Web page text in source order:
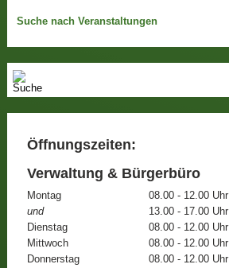
Suche nach Veranstaltungen
Öffnungszeiten:
Verwaltung & Bürgerbüro
Montag
08.00 - 12.00 Uhr
und
13.00 - 17.00 Uhr
Dienstag
08.00 - 12.00 Uhr
Mittwoch
08.00 - 12.00 Uhr
Donnerstag
08.00 - 12.00 Uhr